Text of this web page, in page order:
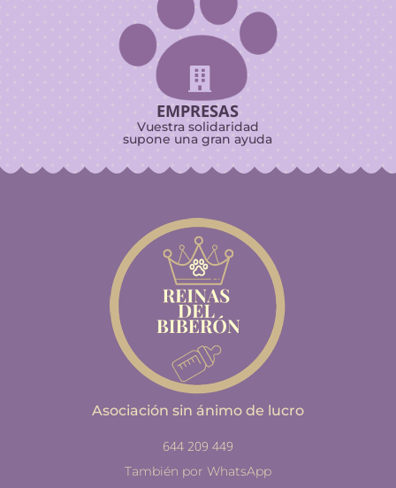

EMPRESAS
Vuestra solidaridad
supone una gran ayuda
Asociación sin ánimo de lucro
644 209 449
También por WhatsApp